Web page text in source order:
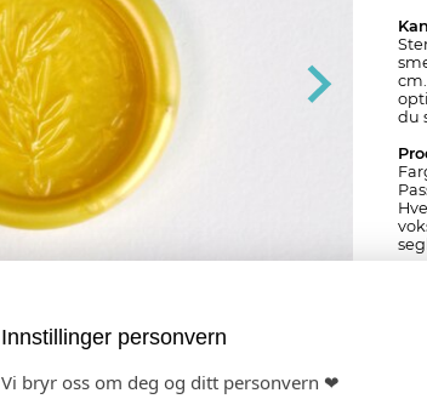
du
Innstillinger personvern
Vi bryr oss om deg og ditt personvern ❤